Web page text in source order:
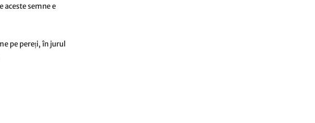
aceste semne e
pe pereți, în jurul